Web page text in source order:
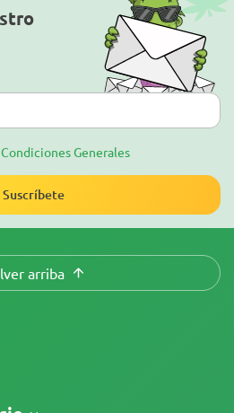
Generales
Suscríbete
arriba